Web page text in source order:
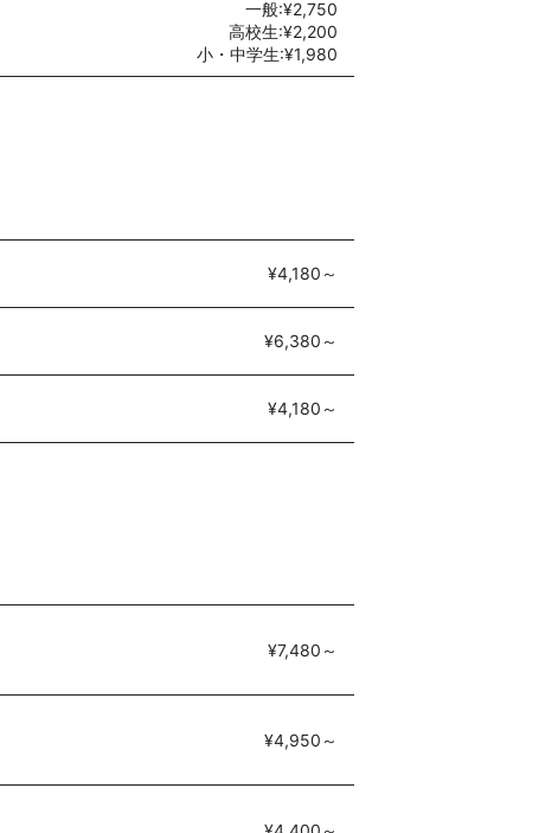
一般:¥2,750
高校生:¥2,200
小・中学生:¥1,980
¥4,180～
¥6,380～
¥4,180～
¥7,480～
¥4,950～